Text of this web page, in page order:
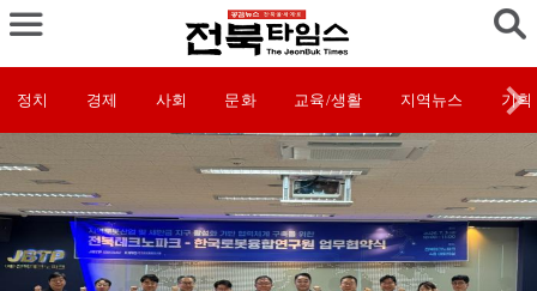
정치 경제 사회 문화 교육/생활 지역뉴스 기획